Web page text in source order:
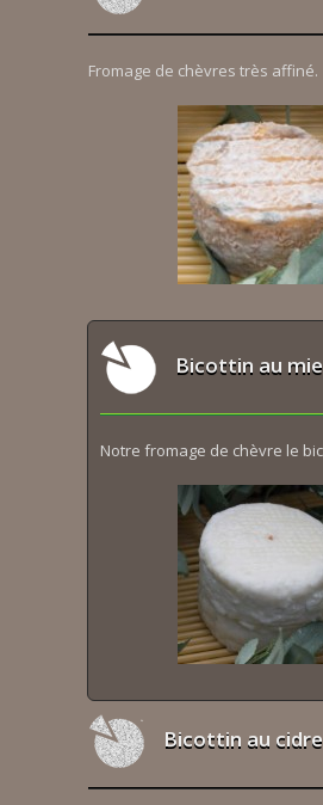
Fromage de chèvres très affiné.
Bicottin au
Notre fromage de chèvre le
Bicottin au cidre